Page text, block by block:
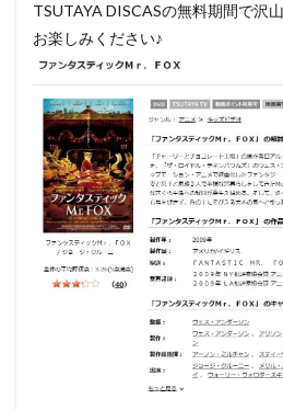
TSUTAYA DISCASの無料期間で沢
お楽しみください♪